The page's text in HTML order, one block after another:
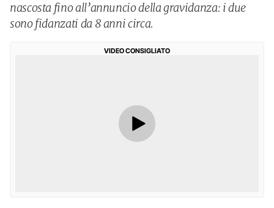
nascosta fino all’annuncio della gravidanza: i due
sono fidanzati da 8 anni circa.
VIDEO CONSIGLIATO